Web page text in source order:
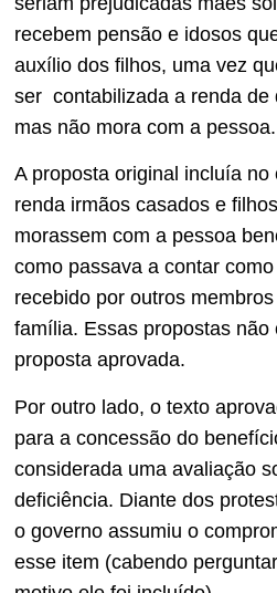
recebem pensão e idosos
auxílio dos filhos, uma vez
ser contabilizada a renda de
mas não mora com a pessoa.
A proposta original incluía no
renda irmãos casados e
morassem com a pessoa
como passava a contar
recebido por outros
família. Essas propostas não
proposta aprovada.
Por outro lado, o texto
para a concessão do
considerada uma avaliação
deficiência. Diante dos
o governo assumiu o
esse item (cabendo